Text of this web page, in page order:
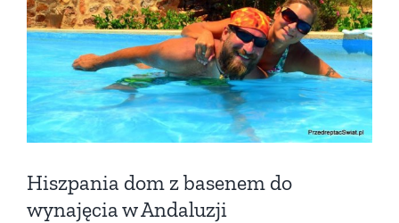
Hiszpania dom z basenem do
wynajęcia w Andaluzji